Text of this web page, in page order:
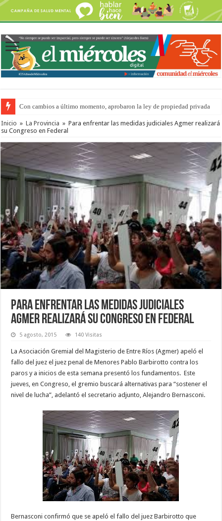
Con cambios a último momento, aprobaron la ley de propiedad privada
Adopción en Entre Ríos: el 35% de los 90 niños, niñas y adolescentes que
Inicio » La Provincia » Para enfrentar las medidas judiciales Agmer realizará
su Congreso en Federal
Para enfrentar las medidas judiciales
Agmer realizará su Congreso en Federal
5 agosto, 2015 140 Visitas
La Asociación Gremial del Magisterio de Entre Ríos (Agmer) apeló el
fallo del juez el juez penal de Menores Pablo Barbirotto contra los
paros y a inicios de esta semana presentó los fundamentos. Este
jueves, en Congreso, el gremio buscará alternativas para “sostener el
nivel de lucha”, adelantó el secretario adjunto, Alejandro Bernasconi.
Bernasconi confirmó que se apeló el fallo del juez Barbirotto que